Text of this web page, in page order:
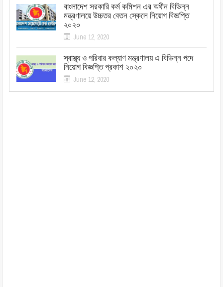
বাংলাদেশ সরকারি কর্ম কমিশন এর অধীন বিভিন্ন
মন্ত্রণালয়ে উচ্চতর বেতন স্কেলে নিয়োগ বিজ্ঞপ্তি
২০২০
June 12, 2020
স্বাস্থ্য ও পরিবার কল্যাণ মন্ত্রণালয় এ বিভিন্ন পদে
নিয়োগ বিজ্ঞপ্তি প্রকাশ ২০২০
June 12, 2020